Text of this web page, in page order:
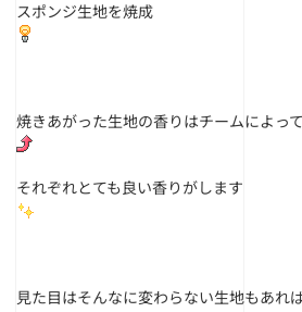
スポンジ生地を焼成
焼きあがった生地の香りはチームによっ
それぞれとても良い香りがします
見た目はそんなに変わらない生地もあれ